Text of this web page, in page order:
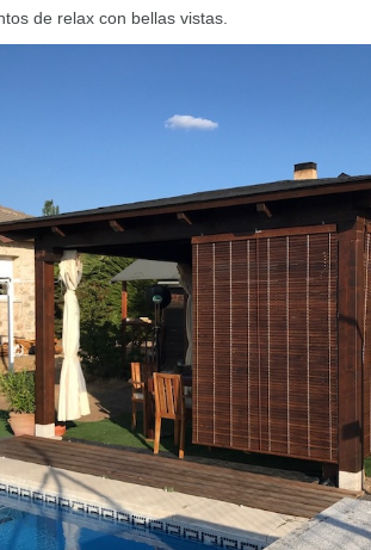
de relax con bellas vistas.